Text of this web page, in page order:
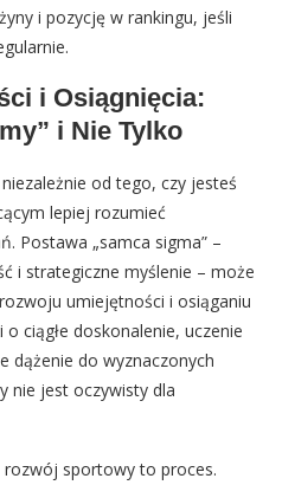
i pozycję w rankingu, jeśli
i Osiągnięcia:
i Nie Tylko
od tego, czy jesteś
lepiej rozumieć
Postawa „samca sigma” –
i strategiczne myślenie – może
umiejętności i osiąganiu
ciągłe doskonalenie, uczenie
dążenie do wyznaczonych
nie jest oczywisty dla
sportowy to proces.